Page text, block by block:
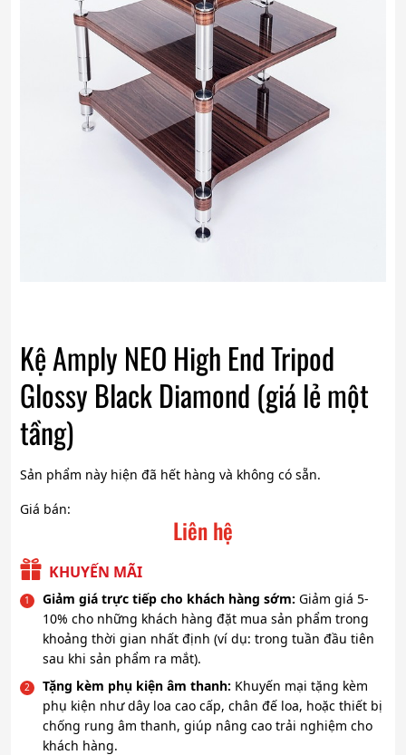
Kệ Amply NEO High End Tripod
Glossy Black Diamond (giá lẻ một
tầng)
Sản phẩm này hiện đã hết hàng và không có sẵn.
Giá bán:
Liên hệ
KHUYẾN MÃI
Giảm giá trực tiếp cho khách hàng sớm: Giảm giá 5-
10% cho những khách hàng đặt mua sản phẩm trong
khoảng thời gian nhất định (ví dụ: trong tuần đầu tiên
sau khi sản phẩm ra mắt).
Tặng kèm phụ kiện âm thanh: Khuyến mại tặng kèm
phụ kiện như dây loa cao cấp, chân đế loa, hoặc thiết bị
chống rung âm thanh, giúp nâng cao trải nghiệm cho
khách hàng.